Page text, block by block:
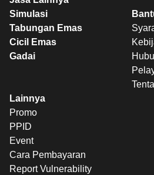
Simulasi
Tabungan Emas
Cicil Emas
Gadai
Lainnya
Promo
PPID
Event
Cara Pembayaran
Report Vulnerability